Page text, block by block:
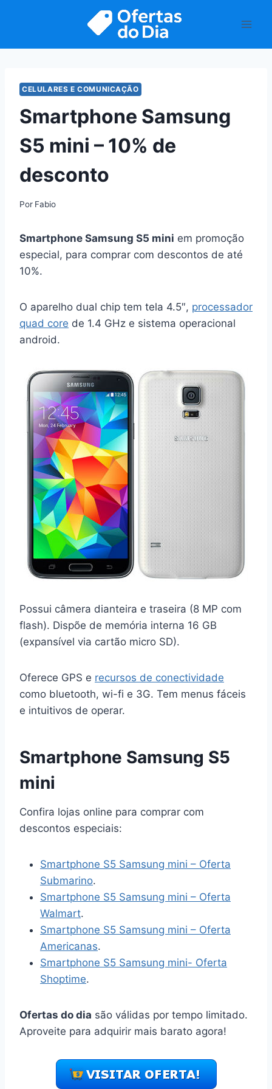
CELULARES E COMUNICAÇÃO
Smartphone Samsung
S5 mini – 10% de
desconto
Por Fabio
Smartphone Samsung S5 mini em promoção
especial, para comprar com descontos de até
10%.
O aparelho dual chip tem tela 4.5″, processador
quad core de 1.4 GHz e sistema operacional
android.
Possui câmera dianteira e traseira (8 MP com
flash). Dispõe de memória interna 16 GB
(expansível via cartão micro SD).
Oferece GPS e recursos de conectividade
como bluetooth, wi-fi e 3G. Tem menus fáceis
e intuitivos de operar.
Smartphone Samsung S5
mini
Confira lojas online para comprar com
descontos especiais:
Smartphone S5 Samsung mini – Oferta
Submarino.
Smartphone S5 Samsung mini – Oferta
Walmart.
Smartphone S5 Samsung mini – Oferta
Americanas.
Smartphone S5 Samsung mini- Oferta
Shoptime.
Ofertas do dia são válidas por tempo limitado.
Aproveite para adquirir mais barato agora!